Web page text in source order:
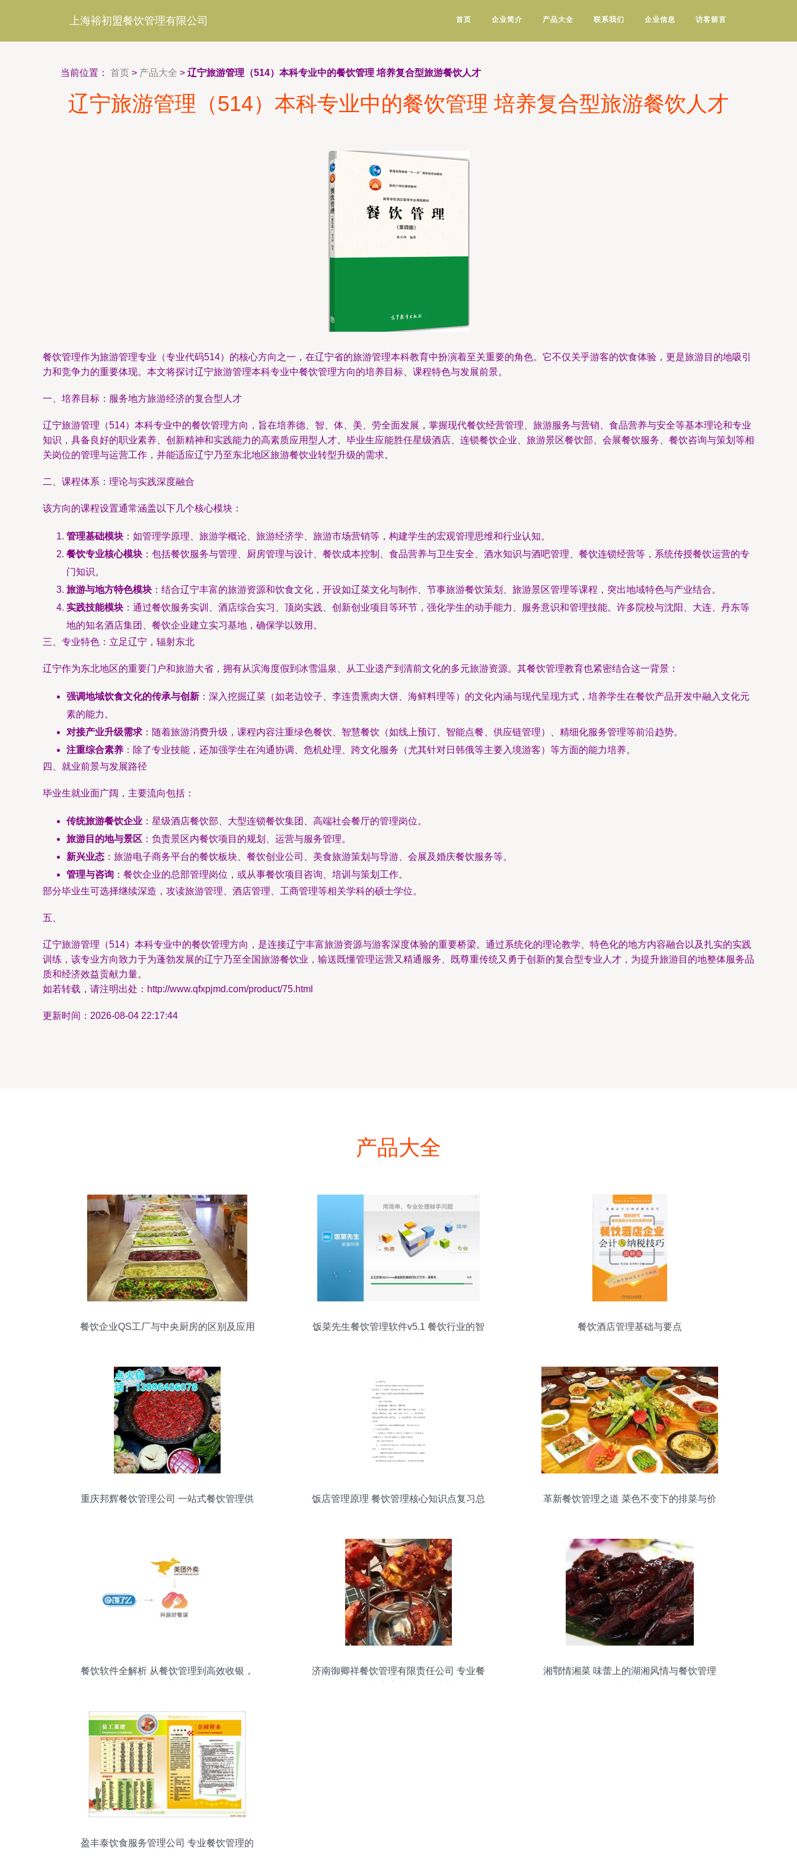
上海裕初盟餐饮管理有限公司 首页 企业简介 产品大全 联系我们 企业信息 访客留言
当前位置： 首页 > 产品大全 > 辽宁旅游管理（514）本科专业中的餐饮管理 培养复合型旅游餐饮人才
辽宁旅游管理（514）本科专业中的餐饮管理 培养复合型旅游餐饮人才
餐饮管理作为旅游管理专业（专业代码514）的核心方向之一，在辽宁省的旅游管理本科教育中扮演着至关重要的角色。它不仅关乎游客的饮食体验，更是旅游目的地吸引
力和竞争力的重要体现。本文将探讨辽宁旅游管理本科专业中餐饮管理方向的培养目标、课程特色与发展前景。
一、培养目标：服务地方旅游经济的复合型人才
辽宁旅游管理（514）本科专业中的餐饮管理方向，旨在培养德、智、体、美、劳全面发展，掌握现代餐饮经营管理、旅游服务与营销、食品营养与安全等基本理论和专业
知识，具备良好的职业素养、创新精神和实践能力的高素质应用型人才。毕业生应能胜任星级酒店、连锁餐饮企业、旅游景区餐饮部、会展餐饮服务、餐饮咨询与策划等相
关岗位的管理与运营工作，并能适应辽宁乃至东北地区旅游餐饮业转型升级的需求。
二、课程体系：理论与实践深度融合
该方向的课程设置通常涵盖以下几个核心模块：
管理基础模块 ：如管理学原理、旅游学概论、旅游经济学、旅游市场营销等，构建学生的宏观管理思维和行业认知。
餐饮专业核心模块 ：包括餐饮服务与管理、厨房管理与设计、餐饮成本控制、食品营养与卫生安全、酒水知识与酒吧管理、餐饮连锁经营等，系统传授餐饮运营的专
门知识。
旅游与地方特色模块 ：结合辽宁丰富的旅游资源和饮食文化，开设如辽菜文化与制作、节事旅游餐饮策划、旅游景区管理等课程，突出地域特色与产业结合。
实践技能模块 ：通过餐饮服务实训、酒店综合实习、顶岗实践、创新创业项目等环节，强化学生的动手能力、服务意识和管理技能。许多院校与沈阳、大连、丹东等
地的知名酒店集团、餐饮企业建立实习基地，确保学以致用。
三、专业特色：立足辽宁，辐射东北
辽宁作为东北地区的重要门户和旅游大省，拥有从滨海度假到冰雪温泉、从工业遗产到清前文化的多元旅游资源。其餐饮管理教育也紧密结合这一背景：
强调地域饮食文化的传承与创新 ：深入挖掘辽菜（如老边饺子、李连贵熏肉大饼、海鲜料理等）的文化内涵与现代呈现方式，培养学生在餐饮产品开发中融入文化元
素的能力。
对接产业升级需求 ：随着旅游消费升级，课程内容注重绿色餐饮、智慧餐饮（如线上预订、智能点餐、供应链管理）、精细化服务管理等前沿趋势。
注重综合素养 ：除了专业技能，还加强学生在沟通协调、危机处理、跨文化服务（尤其针对日韩俄等主要入境游客）等方面的能力培养。
四、就业前景与发展路径
毕业生就业面广阔，主要流向包括：
传统旅游餐饮企业 ：星级酒店餐饮部、大型连锁餐饮集团、高端社会餐厅的管理岗位。
旅游目的地与景区 ：负责景区内餐饮项目的规划、运营与服务管理。
新兴业态 ：旅游电子商务平台的餐饮板块、餐饮创业公司、美食旅游策划与导游、会展及婚庆餐饮服务等。
管理与咨询 ：餐饮企业的总部管理岗位，或从事餐饮项目咨询、培训与策划工作。
部分毕业生可选择继续深造，攻读旅游管理、酒店管理、工商管理等相关学科的硕士学位。
五、
辽宁旅游管理（514）本科专业中的餐饮管理方向，是连接辽宁丰富旅游资源与游客深度体验的重要桥梁。通过系统化的理论教学、特色化的地方内容融合以及扎实的实践
训练，该专业方向致力于为蓬勃发展的辽宁乃至全国旅游餐饮业，输送既懂管理运营又精通服务、既尊重传统又勇于创新的复合型专业人才，为提升旅游目的地整体服务品
质和经济效益贡献力量。
如若转载，请注明出处：http://www.qfxpjmd.com/product/75.html
更新时间：2026-08-04 22:17:44
产品大全
餐饮企业QS工厂与中央厨房的区别及应用
饭菜先生餐饮管理软件v5.1 餐饮行业的智
餐饮酒店管理基础与要点
重庆邦辉餐饮管理公司 一站式餐饮管理供
饭店管理原理 餐饮管理核心知识点复习总
革新餐饮管理之道 菜色不变下的排菜与价
餐饮软件全解析 从餐饮管理到高效收银，
济南御卿祥餐饮管理有限责任公司 专业餐
湘鄂情湘菜 味蕾上的湖湘风情与餐饮管理
盈丰泰饮食服务管理公司 专业餐饮管理的